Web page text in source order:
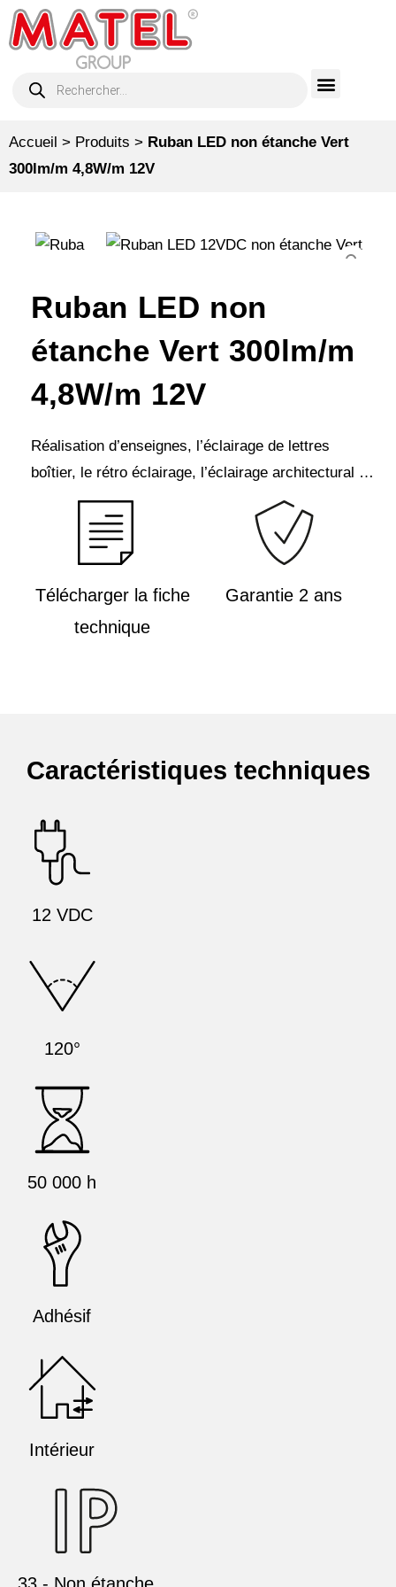
Accueil > Produits > Ruban LED non étanche Vert
300lm/m 4,8W/m 12V
Ruban LED non
étanche Vert 300lm/m
4,8W/m 12V
Réalisation d’enseignes, l’éclairage de lettres
boîtier, le rétro éclairage, l’éclairage architectural …
Télécharger la fiche
technique
Garantie 2 ans
Caractéristiques techniques
12 VDC
120°
50 000 h
Adhésif
Intérieur